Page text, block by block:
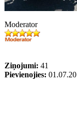
Moderator
Ziņojumi: 41
Pievienojies: 01.07.20